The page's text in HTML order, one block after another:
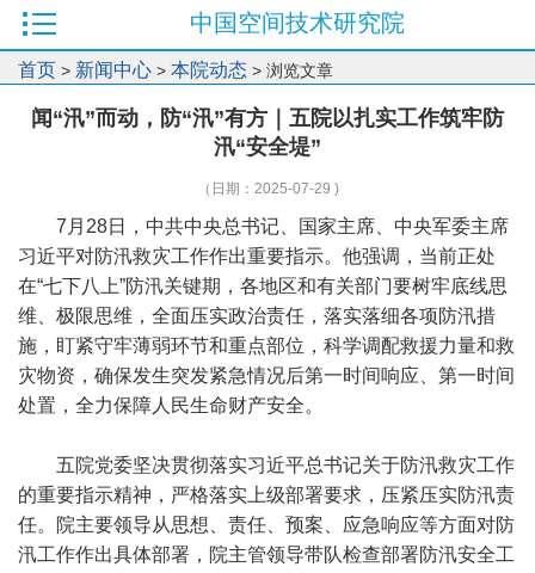
中国空间技术研究院
首页 > 新闻中心 > 本院动态 > 浏览文章
闻“汛”而动，防“汛”有方｜五院以扎实工作筑牢防
汛“安全堤”
（日期：2025-07-29 )
7月28日，中共中央总书记、国家主席、中央军委主席
习近平对防汛救灾工作作出重要指示。他强调，当前正处
在“七下八上”防汛关键期，各地区和有关部门要树牢底线思
维、极限思维，全面压实政治责任，落实落细各项防汛措
施，盯紧守牢薄弱环节和重点部位，科学调配救援力量和救
灾物资，确保发生突发紧急情况后第一时间响应、第一时间
处置，全力保障人民生命财产安全。
五院党委坚决贯彻落实习近平总书记关于防汛救灾工作
的重要指示精神，严格落实上级部署要求，压紧压实防汛责
任。院主要领导从思想、责任、预案、应急响应等方面对防
汛工作作出具体部署，院主管领导带队检查部署防汛安全工